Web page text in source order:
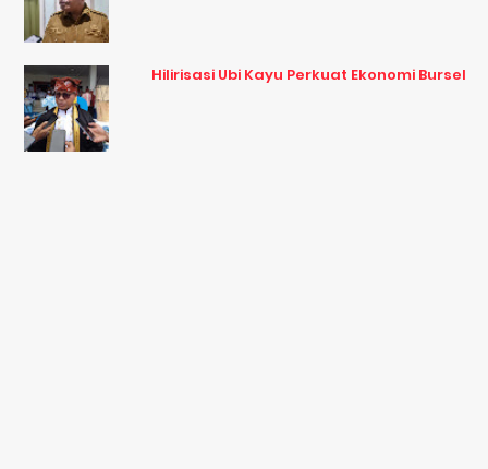
Hilirisasi Ubi Kayu Perkuat Ekonomi Bursel